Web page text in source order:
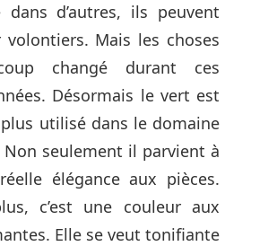
d’autres, ils peuvent
volontiers. Mais les choses
changé durant ces
Désormais le vert est
utilisé dans le domaine
Non seulement il parvient à
élégance aux pièces.
c’est une couleur aux
Elle se veut tonifiante